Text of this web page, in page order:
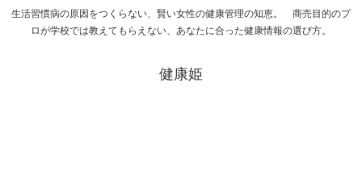
生活習慣病の原因をつくらない、賢い女性の健康管理の知恵。 商売目的のプ
ロが学校では教えてもらえない、あなたに合った健康情報の選び方。
健康姫